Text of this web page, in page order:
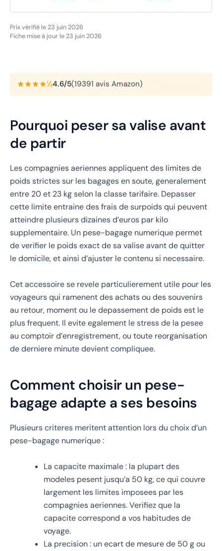
Prix vérifié le 23 juin 2026
Fiche mise à jour le 23 juin 2026
★★★★½4.6/5(19391 avis Amazon)
Pourquoi peser sa valise avant
de partir
Les compagnies aeriennes appliquent des limites de
poids strictes sur les bagages en soute, generalement
entre 20 et 23 kg selon la classe tarifaire. Depasser
cette limite entraine des frais de surpoids qui peuvent
atteindre plusieurs dizaines d’euros par kilo
supplementaire. Un pese-bagage numerique permet
de verifier le poids exact de sa valise avant de quitter
le domicile, et ainsi d’ajuster le contenu si necessaire.
Cet accessoire se revele particulierement utile pour les
voyageurs qui ramenent des achats ou des souvenirs
au retour, moment ou le depassement de poids est le
plus frequent. Il evite egalement le stress de la pesee
au comptoir d’enregistrement, ou toute reorganisation
de derniere minute devient compliquee.
Comment choisir un pese-
bagage adapte a ses besoins
Plusieurs criteres meritent attention lors du choix d’un
pese-bagage numerique :
La capacite maximale : la plupart des
modeles pesent jusqu’a 50 kg, ce qui couvre
largement les limites imposees par les
compagnies aeriennes. Verifiez que la
capacite correspond a vos habitudes de
voyage.
La precision : un ecart de mesure de 50 g ou